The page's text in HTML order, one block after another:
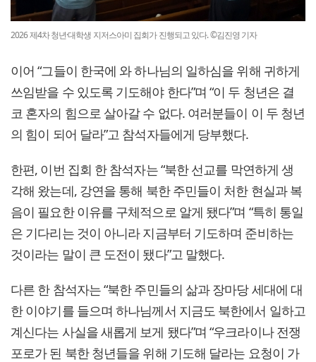
2026 제4차 청년·대학생 지저스아미 집회가 진행되고 있다. ©김진영 기자
이어 “그들이 한국에 와 하나님의 일하심을 위해 귀하게
쓰임받을 수 있도록 기도해야 한다”며 “이 두 청년은 결
코 혼자의 힘으로 살아갈 수 없다. 여러분들이 이 두 청년
의 힘이 되어 달라”고 참석자들에게 당부했다.
한편, 이번 집회 한 참석자는 “북한 선교를 막연하게 생
각해 왔는데, 강연을 통해 북한 주민들이 처한 현실과 복
음이 필요한 이유를 구체적으로 알게 됐다”며 “특히 통일
은 기다리는 것이 아니라 지금부터 기도하며 준비하는
것이라는 말이 큰 도전이 됐다”고 말했다.
다른 한 참석자는 “북한 주민들의 삶과 장마당 세대에 대
한 이야기를 들으며 하나님께서 지금도 북한에서 일하고
계신다는 사실을 새롭게 보게 됐다”며 “우크라이나 전쟁
포로가 된 북한 청년들을 위해 기도해 달라는 요청이 가